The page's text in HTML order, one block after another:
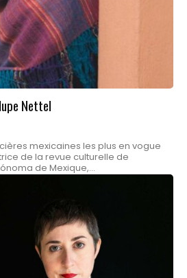
Nettel
mexicaines les plus en vogue
de la revue culturelle de
de Mexique,...